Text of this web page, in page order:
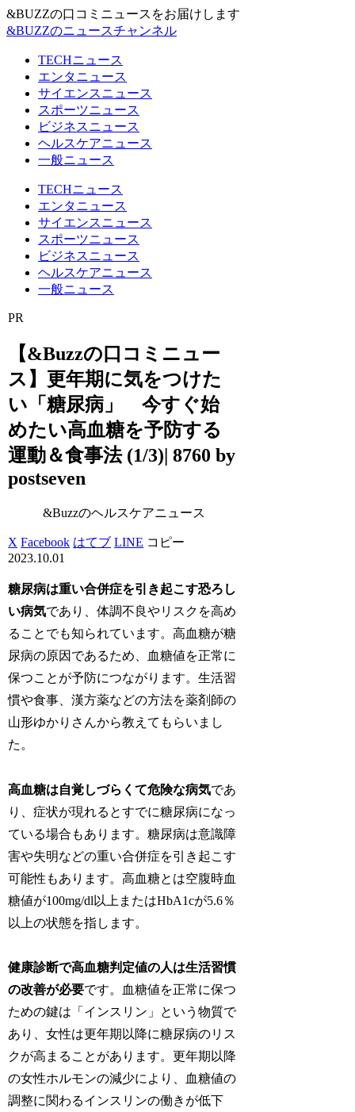
&BUZZの口コミニュースをお届けします
&BUZZのニュースチャンネル
TECHニュース
エンタニュース
サイエンスニュース
スポーツニュース
ビジネスニュース
ヘルスケアニュース
一般ニュース
TECHニュース
エンタニュース
サイエンスニュース
スポーツニュース
ビジネスニュース
ヘルスケアニュース
一般ニュース
PR
【&Buzzの口コミニュー
ス】更年期に気をつけた
い「糖尿病」 今すぐ始
めたい高血糖を予防する
運動＆食事法 (1/3)| 8760 by
postseven
&Buzzのヘルスケアニュース
X Facebook はてブ LINE コピー
2023.10.01
糖尿病は重い合併症を引き起こす恐ろし
い病気であり、体調不良やリスクを高め
ることでも知られています。高血糖が糖
尿病の原因であるため、血糖値を正常に
保つことが予防につながります。生活習
慣や食事、漢方薬などの方法を薬剤師の
山形ゆかりさんから教えてもらいまし
た。
高血糖は自覚しづらくて危険な病気であ
り、症状が現れるとすでに糖尿病になっ
ている場合もあります。糖尿病は意識障
害や失明などの重い合併症を引き起こす
可能性もあります。高血糖とは空腹時血
糖値が100mg/dl以上またはHbA1cが5.6％
以上の状態を指します。
健康診断で高血糖判定値の人は生活習慣
の改善が必要です。血糖値を正常に保つ
ための鍵は「インスリン」という物質で
あり、女性は更年期以降に糖尿病のリス
クが高まることがあります。更年期以降
の女性ホルモンの減少により、血糖値の
調整に関わるインスリンの働きが低下